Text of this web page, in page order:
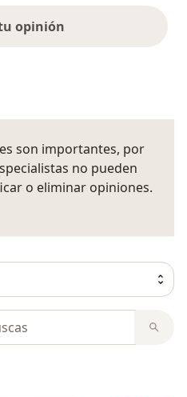
opinión
son importantes, por
no pueden
o eliminar opiniones.